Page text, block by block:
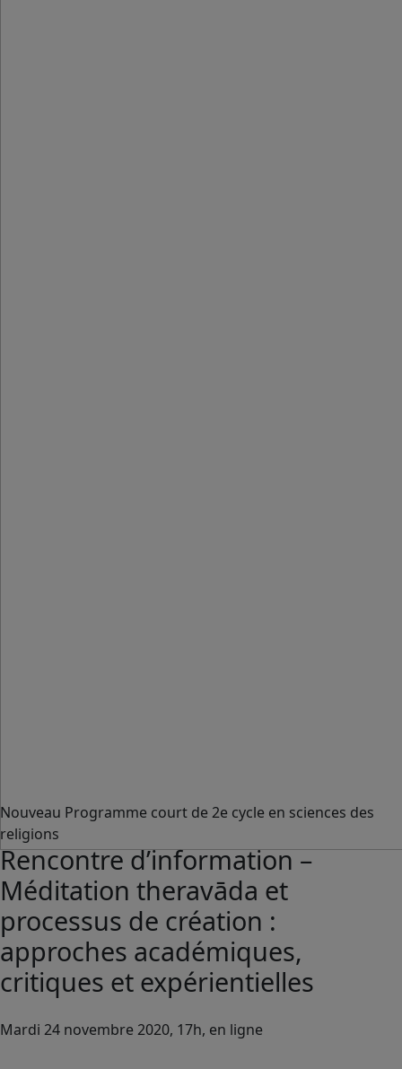
Nouveau Programme court de 2e cycle en sciences des
religions
Rencontre d’information –
Méditation theravāda et
processus de création :
approches académiques,
critiques et expérientielles
Mardi 24 novembre 2020, 17h, en ligne